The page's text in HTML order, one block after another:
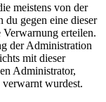
meistens von der
du gegen eine dieser
Verwarnung erteilen.
der Administration
mit dieser
Administrator,
wurdest.